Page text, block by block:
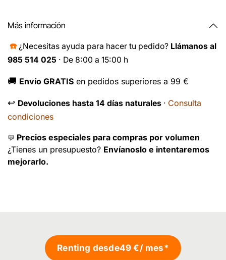
Más información
☎️ ¿Necesitas ayuda para hacer tu pedido? Llámanos al
985 514 025 · De 8:00 a 15:00 h
🚚 Envío GRATIS en pedidos superiores a 99 €
↩️ Devoluciones hasta 14 días naturales · Consulta
condiciones
💬 Precios especiales para compras por volumen
¿Tienes un presupuesto? Envíanoslo e intentaremos
mejorarlo.
Renting desde49 €/ mes*